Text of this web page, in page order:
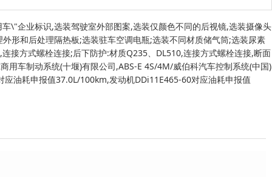
\"企业标识,选装驾驶室外部图案,选装仅颜色不同的后视镜,选装摄像头
形和后处理隔热板;选装驻车空调电瓶;选装不同材质储气筒;选装尿素
方式螺栓连接;后下防护:材质Q235、DL510,连接方式螺栓连接,断面
车制动系统(十堰)有限公司,ABS-E 4S/4M/威伯科汽车控制系统(中国)
油耗申报值37.0L/100km,发动机DDi11E465-60对应油耗申报值